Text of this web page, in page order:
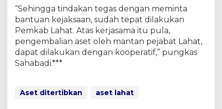
“Sehingga tindakan tegas dengan meminta
bantuan kejaksaan, sudah tepat dilakukan
Pemkab Lahat. Atas kerjasama itu pula,
pengembalian aset oleh mantan pejabat Lahat,
dapat dilakukan dengan kooperatif,” pungkas
Sahabadi.***
Aset ditertibkan aset lahat